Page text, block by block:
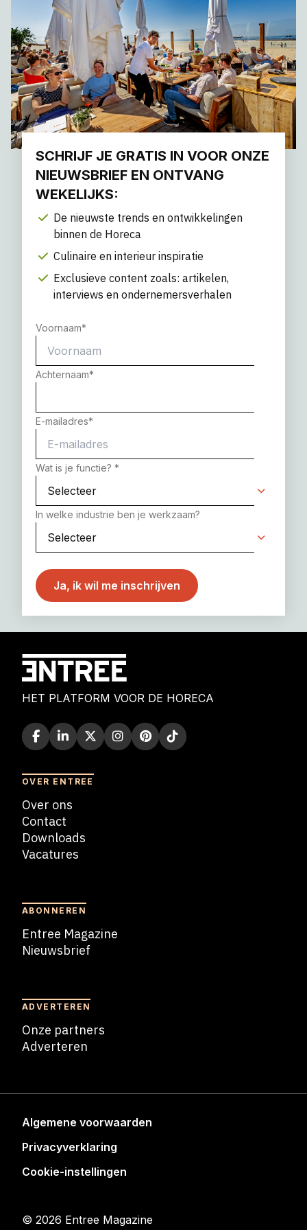
SCHRIJF JE GRATIS IN VOOR ONZE
NIEUWSBRIEF EN ONTVANG
WEKELIJKS:
De nieuwste trends en ontwikkelingen
binnen de Horeca
Culinaire en interieur inspiratie
Exclusieve content zoals: artikelen,
interviews en ondernemersverhalen
Voornaam*
Achternaam*
E-mailadres*
Wat is je functie? *
In welke industrie ben je werkzaam?
HET PLATFORM VOOR DE HORECA
OVER ENTREE
Over ons
Contact
Downloads
Vacatures
ABONNEREN
Entree Magazine
Nieuwsbrief
ADVERTEREN
Onze partners
Adverteren
Algemene voorwaarden
Privacyverklaring
Cookie-instellingen
© 2026 Entree Magazine